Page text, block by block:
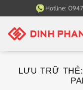
qua
nội
Hotline:
LƯU TRỮ THẺ: